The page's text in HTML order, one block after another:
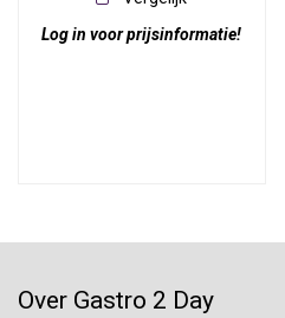
Log in voor prijsinformatie!
Over Gastro 2 Day